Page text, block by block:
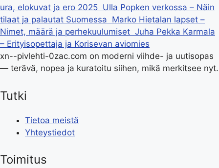
ura, elokuvat ja ero 2025 Ulla Popken verkossa – Näin
tilaat ja palautat Suomessa Marko Hietalan lapset –
Nimet, määrä ja perhekuulumiset Juha Pekka Karmala
– Erityisopettaja ja Korisevan aviomies
xn--pivlehti-0zac.com on moderni viihde- ja uutisopas
— terävä, nopea ja kuratoitu siihen, mikä merkitsee nyt.
Tutki
Tietoa meistä
Yhteystiedot
Toimitus